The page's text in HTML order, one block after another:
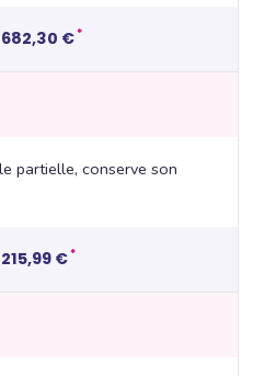
682,30 € *
partielle, conserve son
215,99 € *